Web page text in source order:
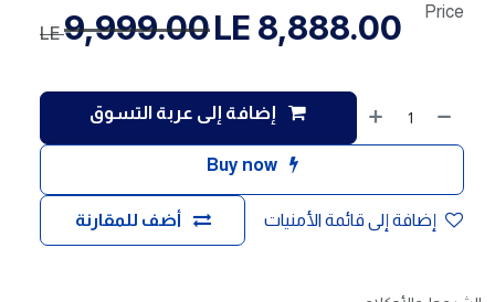
إضافة إلى عربة التسوق
Buy now
أضف للمقارنة إضافة إلى قائمة الأمنيات
Price
8,888.00
9,999.00
LE